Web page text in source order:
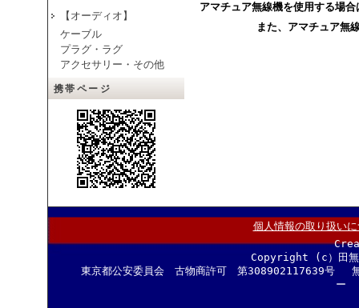
【オーディオ】
ケーブル
プラグ・ラグ
アクセサリー・その他
携帯ページ
アマチュア無線機を使用する場
また、アマチュア無
個人情報の取り扱い
Copyright (c）田
東京都公安委員会 古物商許可 第308902117639号